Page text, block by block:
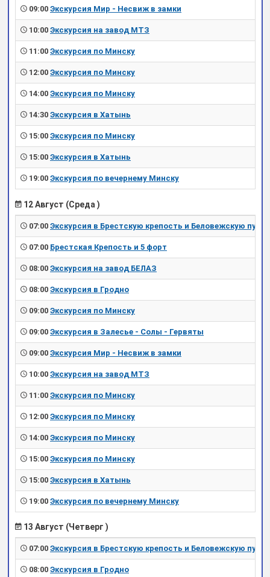
09:00 Экскурсия Мир - Несвиж в замки
10:00 Экскурсия на завод МТЗ
11:00 Экскурсия по Минску
12:00 Экскурсия по Минску
14:00 Экскурсия по Минску
14:30 Экскурсия в Хатынь
15:00 Экскурсия по Минску
15:00 Экскурсия в Хатынь
19:00 Экскурсия по вечернему Минску
12 Август (Среда )
07:00 Экскурсия в Брестскую крепость и Беловежскую пущу
07:00 Брестская Крепость и 5 форт
08:00 Экскурсия на завод БЕЛАЗ
08:00 Экскурсия в Гродно
09:00 Экскурсия по Минску
09:00 Экскурсия в Залесье - Солы - Гервяты
09:00 Экскурсия Мир - Несвиж в замки
10:00 Экскурсия на завод МТЗ
11:00 Экскурсия по Минску
12:00 Экскурсия по Минску
14:00 Экскурсия по Минску
15:00 Экскурсия по Минску
15:00 Экскурсия в Хатынь
19:00 Экскурсия по вечернему Минску
13 Август (Четверг )
07:00 Экскурсия в Брестскую крепость и Беловежскую пущу
08:00 Экскурсия в Гродно